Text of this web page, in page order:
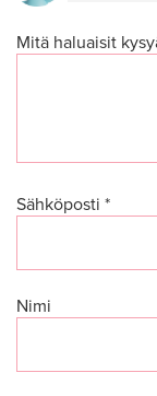
Mitä haluaisit
Sähköposti *
Nimi